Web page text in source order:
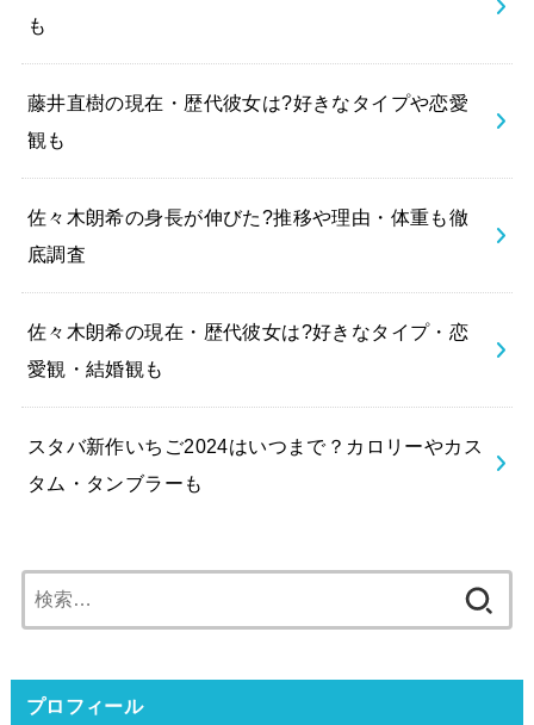
も
藤井直樹の現在・歴代彼女は?好きなタイプや恋愛
観も
佐々木朗希の身長が伸びた?推移や理由・体重も徹
底調査
佐々木朗希の現在・歴代彼女は?好きなタイプ・恋
愛観・結婚観も
スタバ新作いちご2024はいつまで？カロリーやカス
タム・タンブラーも
索:
プロフィール